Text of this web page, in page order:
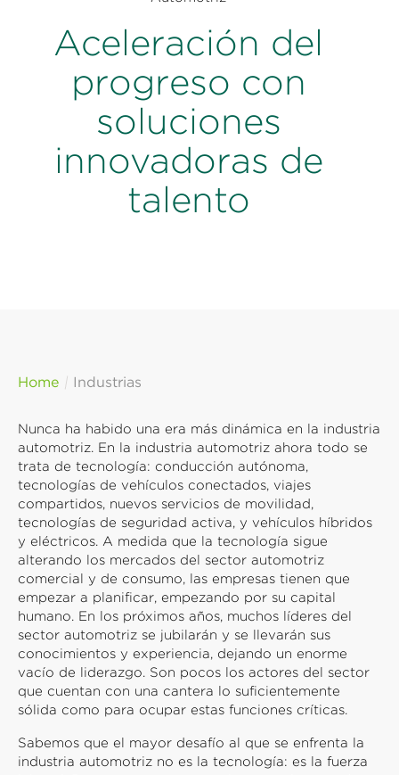
Aceleración del
progreso con
soluciones
innovadoras de
talento
Home Industrias
Nunca ha habido una era más dinámica en la industria
automotriz. En la industria automotriz ahora todo se
trata de tecnología: conducción autónoma,
tecnologías de vehículos conectados, viajes
compartidos, nuevos servicios de movilidad,
tecnologías de seguridad activa, y vehículos híbridos
y eléctricos. A medida que la tecnología sigue
alterando los mercados del sector automotriz
comercial y de consumo, las empresas tienen que
empezar a planificar, empezando por su capital
humano. En los próximos años, muchos líderes del
sector automotriz se jubilarán y se llevarán sus
conocimientos y experiencia, dejando un enorme
vacío de liderazgo. Son pocos los actores del sector
que cuentan con una cantera lo suficientemente
sólida como para ocupar estas funciones críticas.
Sabemos que el mayor desafío al que se enfrenta la
industria automotriz no es la tecnología: es la fuerza